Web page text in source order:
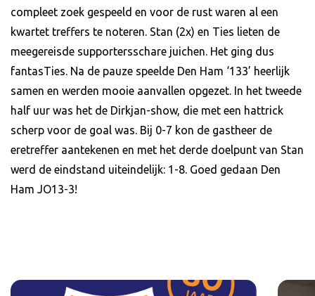
compleet zoek gespeeld en voor de rust waren al een
kwartet treffers te noteren. Stan (2x) en Ties lieten de
meegereisde supportersschare juichen. Het ging dus
fantasTies. Na de pauze speelde Den Ham ‘133’ heerlijk
samen en werden mooie aanvallen opgezet. In het tweede
half uur was het de Dirkjan-show, die met een hattrick
scherp voor de goal was. Bij 0-7 kon de gastheer de
eretreffer aantekenen en met het derde doelpunt van Stan
werd de eindstand uiteindelijk: 1-8. Goed gedaan Den
Ham JO13-3!